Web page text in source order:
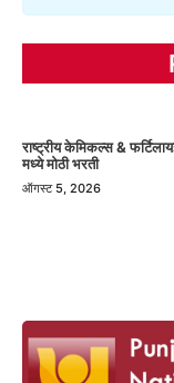
राष्ट्रीय केमिकल्स &
मध्ये मोठी भरती
ऑगस्ट 5, 2026